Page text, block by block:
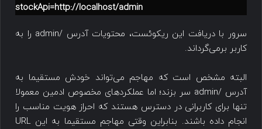
stockApi=http://localhost/admin
سرور با دریافت این ریکوئست، محتویات آدرس /admin را به
کاربر برمی‌گرداند.
البته مشخص است که مهاجم می‌تواند خودش مستقیما به
آدرس /admin سر بزند؛ اما عملکردهای مخصوص ادمین معمولا
تنها برای کاربرانی در دسترس هستند که احراز هویت مناسب را
انجام داده باشند. بنابراین وقتی مهاجم مستقیما به این URL